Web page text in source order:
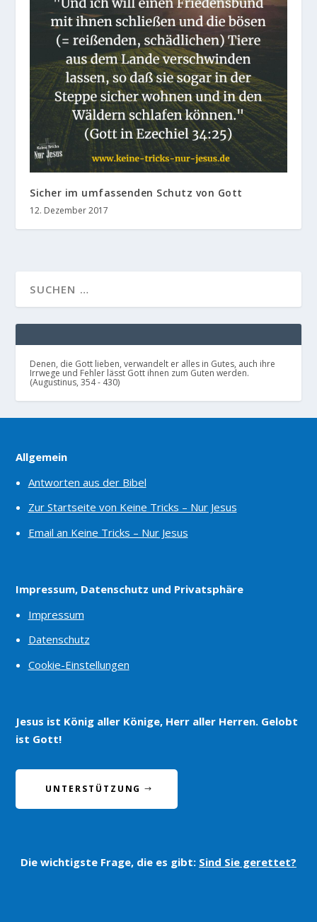
Sicher im umfassenden Schutz von Gott
12. Dezember 2017
Denen, die Gott lieben, verwandelt er alles in Gutes, auch ihre
Irrwege und Fehler lässt Gott ihnen zum Guten werden.
(Augustinus, 354 - 430)
Allgemein
Antworten aus der Bibel
Zur Startseite von Keine Tricks – Nur Jesus
Email an Keine Tricks – Nur Jesus
Impressum, Datenschutz und Privatsphäre
Impressum
Datenschutz
Cookie-Einstellungen
Jesus ist König aller Könige, Herr aller Herren. Gelobt
ist Gott!
UNTERSTÜTZUNG
Die wichtigste Frage, die es gibt: Sind Sie gerettet?